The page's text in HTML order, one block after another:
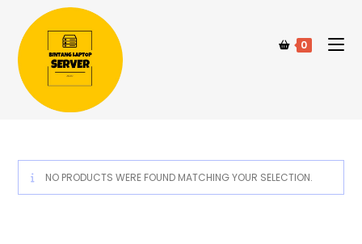
0
NO PRODUCTS WERE FOUND MATCHING YOUR SELECTION.